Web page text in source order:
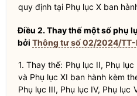
quy định tại Phụ lục X ban
Điều 2. Thay thế một số phụ
bởi Thông tư số 02/2024/TT-
1. Thay thế: Phụ lục II, Phụ
và Phụ lục XI ban hành kèm
Phụ lục III, Phụ lục IV, Phụ lục